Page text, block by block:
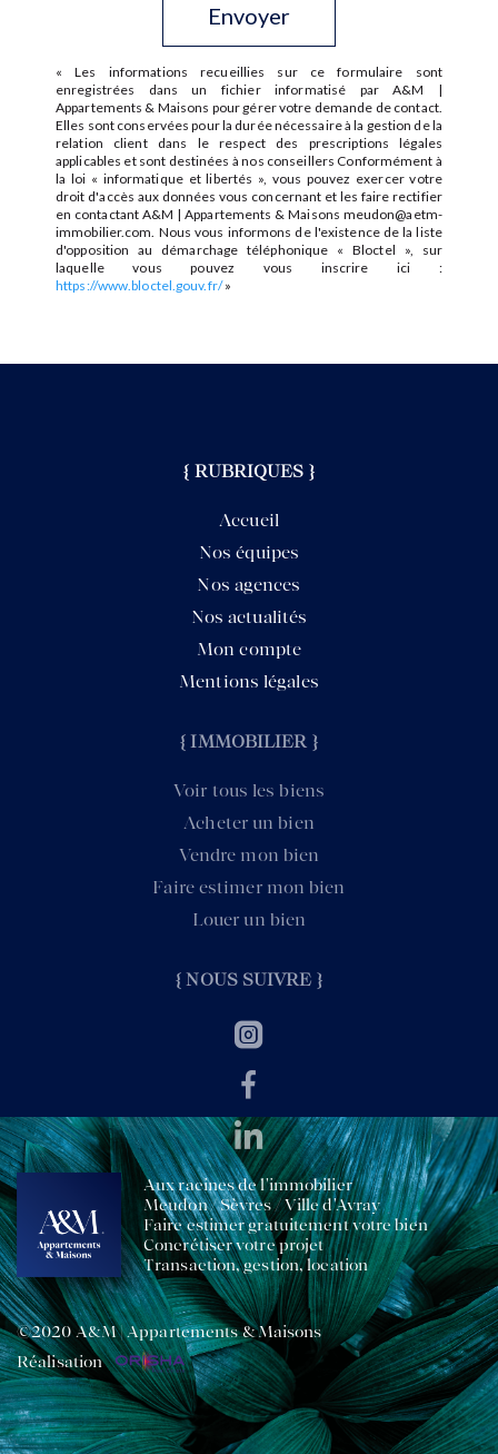
Envoyer
« Les informations recueillies sur ce formulaire sont
enregistrées dans un fichier informatisé par A&M |
Appartements & Maisons pour gérer votre demande de contact.
Elles sont conservées pour la durée nécessaire à la gestion de la
relation client dans le respect des prescriptions légales
applicables et sont destinées à nos conseillers Conformément à
la loi « informatique et libertés », vous pouvez exercer votre
droit d'accès aux données vous concernant et les faire rectifier
en contactant A&M | Appartements & Maisons meudon@aetm-
immobilier.com. Nous vous informons de l'existence de la liste
d'opposition au démarchage téléphonique « Bloctel », sur
laquelle vous pouvez vous inscrire ici :
https://www.bloctel.gouv.fr/»
Aux racines de l'immobilier
Meudon / Sèvres / Ville d'Avray
Faire estimer gratuitement votre bien
Concrétiser votre projet
Transaction, gestion, location
©2020 A&M | Appartements & Maisons
Réalisation
{ RUBRIQUES }
Accueil
Nos équipes
Nos agences
Nos actualités
Mon compte
Mentions légales
{ IMMOBILIER }
Voir tous les biens
Acheter un bien
Vendre mon bien
Faire estimer mon bien
Louer un bien
{ NOUS SUIVRE }